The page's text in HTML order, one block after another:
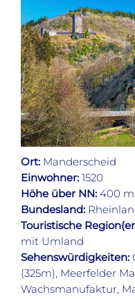
Ort: Manderscheid
Einwohner: 1520
Höhe über NN: 400 m
Bundesland:
Touristische
mit Umland
Sehenswürdigkeiten:
(325m), Meerfelder
Wachsmanufaktur,